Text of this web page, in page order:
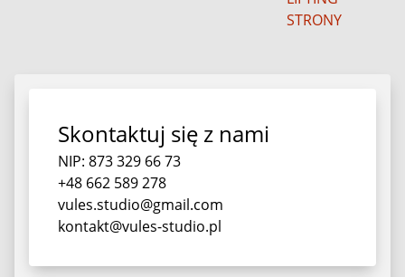
STRONY
Skontaktuj się z nami
NIP: 873 329 66 73
+48 662 589 278
vules.studio@gmail.com
kontakt@vules-studio.pl